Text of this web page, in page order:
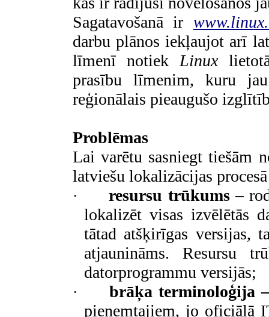
Sagatavošanā ir
darbu plānos iekļaujot arī
līmenī notiek Linux
prasību līmenim, kuru
reģionālais pieaugušo
Problēmas
Lai varētu sasniegt tiešām
latviešu lokalizācijas
· resursu trūkums–
lokalizēt visas izvēlētās
tātad atšķirīgas versijas,
atjaunināms. Resursu
datorprogrammu versijās;
·
brāķa terminoloģija –
pieņemtajiem, jo oficiālā